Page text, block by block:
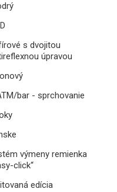
s dvojitou
úpravou
bar - sprchovanie
výmeny remienka
click“
edícia